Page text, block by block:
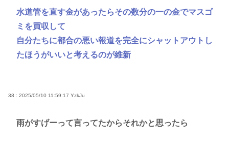
水道管を直す金があったらその数分の一の金でマスゴ
ミを買収して
自分たちに都合の悪い報道を完全にシャットアウトし
たほうがいいと考えるのが維新
38 : 2025/05/10 11:59:17 YzkJu
雨がすげーって言ってたからそれかと思ったら